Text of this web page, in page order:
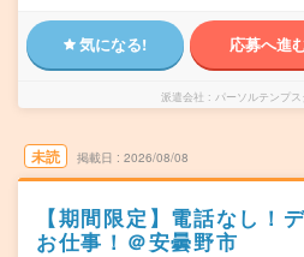
気になる! 応募へ進
派遣会社 パーソルテンプ
未読 掲載日 2026/08/08
【期間限定】電話なし！
お仕事！＠安曇野市